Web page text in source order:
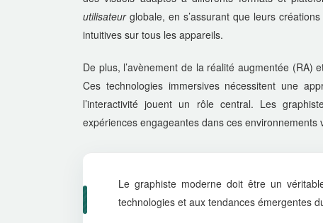
utilisateur globale, en s’assurant que leurs
intuitives sur tous les appareils.
De plus, l’avènement de la réalité augmentée
Ces technologies immersives nécessitent une
l’interactivité jouent un rôle central. Les
expériences engageantes dans ces environnements
Le graphiste moderne doit être un
technologies et aux tendances émergentes